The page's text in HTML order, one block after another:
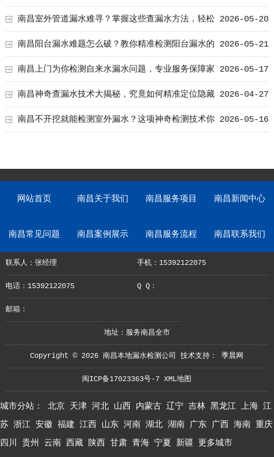
漏水隐患 2026-05-20
南昌室外管道漏水难寻？掌握这些查漏水方法，轻松
解决困扰！ 2026-05-21
南昌阳台漏水难题怎么破？教你精准检测阳台漏水的
实用方法！ 2026-05-17
南昌上门为你检测自来水漏水问题，专业服务保障家
庭用水安心！ 2026-04-27
南昌神奇查漏水技术大揭秘，究竟如何精准定位隐藏
的漏水点？ 2026-05-16
南昌不开挖就能检测室外漏水？这项神奇检测技术你
网站首页 南昌关于我们 南昌服务项目 南昌新闻中心
南昌常见问题 南昌案例展示 南昌服务流程 南昌联系我们
联系人：张经理 手机：15392122075
电话：15392122075 Q Q：
邮箱：
地址：服务南昌全市
Copyright © 2026 南昌本地漏水检测公司 技术支持：季晨网
闽ICP备17023363号-7 XML地图
城市分站： 北京 天津 河北 山西 内蒙古 辽宁 吉林 黑龙江 上海 江
苏 浙江 安徽 福建 江西 山东 河南 湖北 湖南 广东 广西 海南 重庆
四川
贵州 云南 西藏 陕西 甘肃 青海 宁夏 新疆 更多城市